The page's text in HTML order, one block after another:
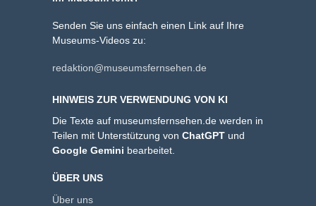
Senden Sie uns einfach einen Link auf Ihre
Museums-Videos zu:
redaktion@museumsfernsehen.de
HINWEIS ZUR VERWENDUNG VON KI
Die Texte auf museumsfernsehen.de werden in
Teilen mit Unterstützung von ChatGPT und
Google Gemini bearbeitet.
ÜBER UNS
Über uns